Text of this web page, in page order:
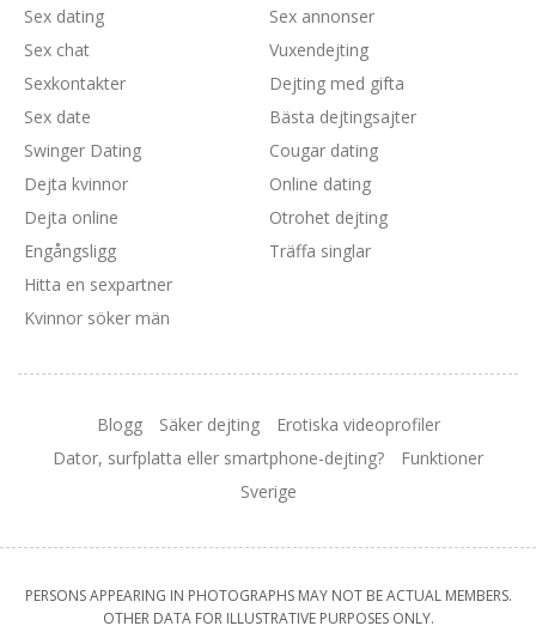
Sex dating
Sex chat
Sexkontakter
Sex date
Swinger Dating
Sex annonser
Vuxendejting
Dejting med gifta
Bästa dejtingsajter
Cougar dating
Dejta kvinnor
Dejta online
Engångsligg
Hitta en sexpartner
Kvinnor söker män
Online dating
Otrohet dejting
Träffa singlar
Blogg Säker dejting
Erotiska videoprofiler
Dator, surfplatta eller smartphone-dejting?
Funktioner
Sverige
PERSONS APPEARING IN PHOTOGRAPHS MAY NOT BE ACTUAL MEMBERS.
OTHER DATA FOR ILLUSTRATIVE PURPOSES ONLY.